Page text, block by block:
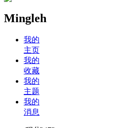
Mingleh
我的
主页
我的
收藏
我的
主题
我的
消息